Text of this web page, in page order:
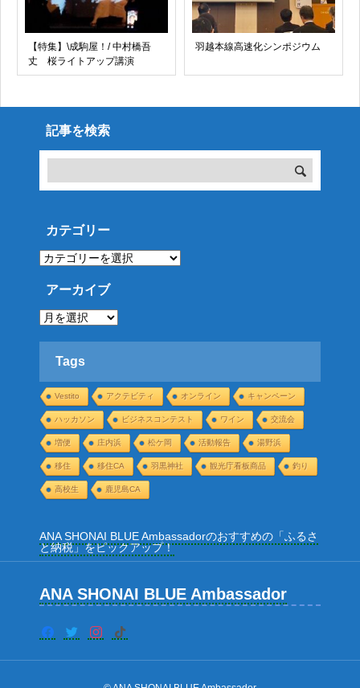
【特集】\成駒屋！/ 中村橋吾
丈 桜ライトアップ講演
羽越本線高速化シンポジウム
記事を検索
カテゴリー
カ
テ
リ
ー
アーカイブ
ア
ー
Tags
Vestito アクテビティ オンライン キャンペーン
ハッカソン ビジネスコンテスト ワイン 交流会
増便 庄内浜 松ケ岡 活動報告 湯野浜
移住 移住CA 羽黒神社 観光庁看板商品 釣り
高校生 鹿児島CA
ANA SHONAI BLUE Ambassadorのおすすめの「ふるさ
と納税」をピックアップ！
ANA SHONAI BLUE Ambassador